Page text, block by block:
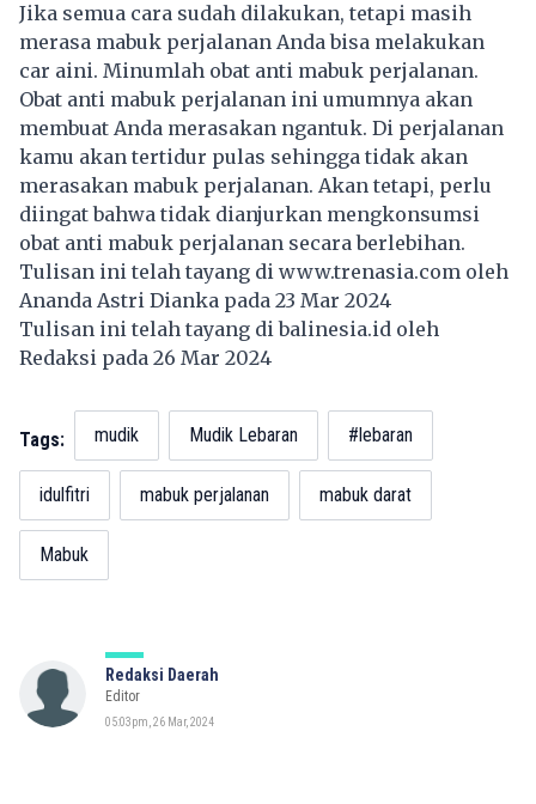
Jika semua cara sudah dilakukan, tetapi masih
merasa mabuk perjalanan Anda bisa melakukan
car aini. Minumlah obat anti mabuk perjalanan.
Obat anti mabuk perjalanan ini umumnya akan
membuat Anda merasakan ngantuk. Di perjalanan
kamu akan tertidur pulas sehingga tidak akan
merasakan mabuk perjalanan. Akan tetapi, perlu
diingat bahwa tidak dianjurkan mengkonsumsi
obat anti mabuk perjalanan secara berlebihan.
Tulisan ini telah tayang di www.trenasia.com oleh
Ananda Astri Dianka pada 23 Mar 2024
Tulisan ini telah tayang dibalinesia.id oleh
Redaksi pada 26 Mar 2024
Tags: mudik Mudik Lebaran #lebaran
idulfitri mabuk perjalanan mabuk darat
Mabuk
Redaksi Daerah
Editor
05:03pm, 26 Mar, 2024